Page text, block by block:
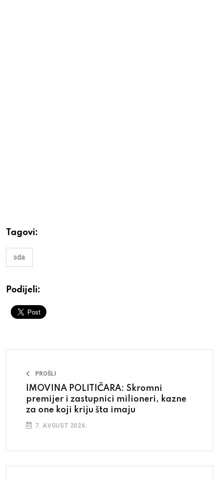
Tagovi:
sda
Podijeli:
PROŠLI
IMOVINA POLITIČARA: Skromni
premijer i zastupnici milioneri, kazne
za one koji kriju šta imaju
7. AVGUST 2026.